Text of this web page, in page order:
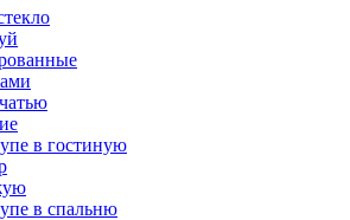
в гостиную
в спальню